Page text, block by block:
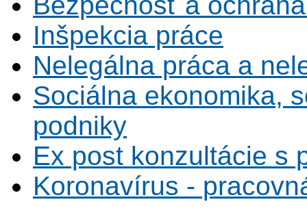
Inšpekcia práce
Nelegálna práca a
Sociálna ekonomika,
podniky
Ex post konzultácie s
Koronavírus -